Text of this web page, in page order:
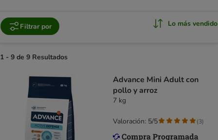
Filtrar por Lo más vendido
1 - 9 de 9 Resultados
Advance Mini Adult con
pollo y arroz
7 kg
Valoración: 5/5 (3)